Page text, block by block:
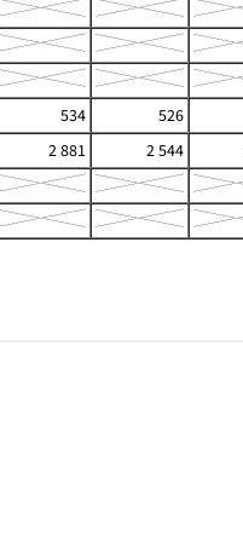
534 526
2 881 2 544